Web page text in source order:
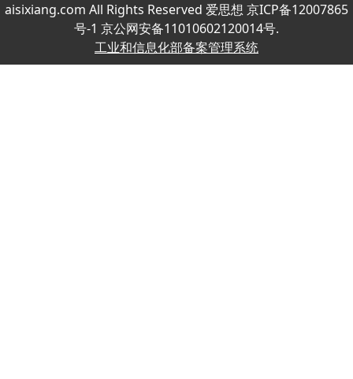
aisixiang.com All Rights Reserved 爱思想 京ICP备12007865
号-1 京公网安备11010602120014号.
工业和信息化部备案管理系统